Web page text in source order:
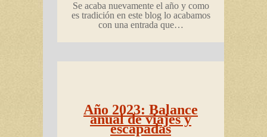
Se acaba nuevamente el año y como
es tradición en este blog lo acabamos
con una entrada que…
Año 2023: Balance
anual de viajes y
escapadas